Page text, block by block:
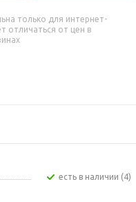
только для интернет-
отличаться от цен в
Есть в наличии (4)